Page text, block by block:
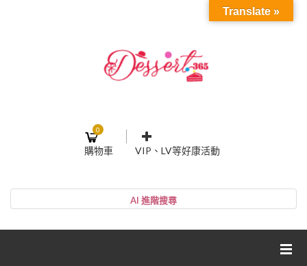
0
購物車 VIP、LV等好康活動
帳號
Translate »